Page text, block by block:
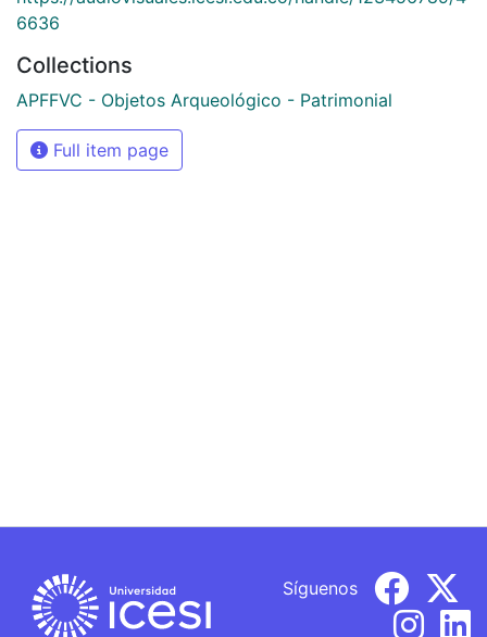
6636
Collections
APFFVC - Objetos Arqueológico - Patrimonial
Full item page
Síguenos